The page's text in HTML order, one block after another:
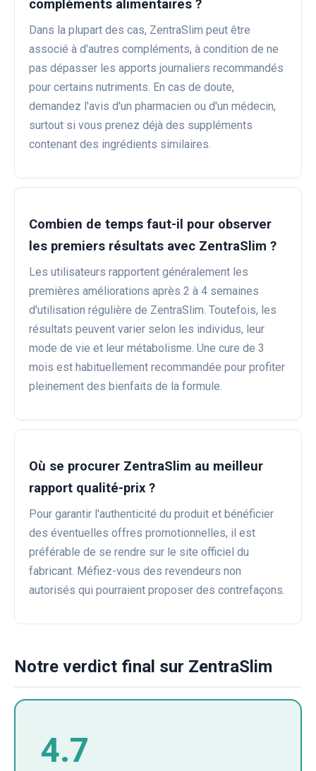
compléments alimentaires ?
Dans la plupart des cas, ZentraSlim peut être
associé à d'autres compléments, à condition de ne
pas dépasser les apports journaliers recommandés
pour certains nutriments. En cas de doute,
demandez l'avis d'un pharmacien ou d'un médecin,
surtout si vous prenez déjà des suppléments
contenant des ingrédients similaires.
Combien de temps faut-il pour observer
les premiers résultats avec ZentraSlim ?
Les utilisateurs rapportent généralement les
premières améliorations après 2 à 4 semaines
d'utilisation régulière de ZentraSlim. Toutefois, les
résultats peuvent varier selon les individus, leur
mode de vie et leur métabolisme. Une cure de 3
mois est habituellement recommandée pour profiter
pleinement des bienfaits de la formule.
Où se procurer ZentraSlim au meilleur
rapport qualité-prix ?
Pour garantir l'authenticité du produit et bénéficier
des éventuelles offres promotionnelles, il est
préférable de se rendre sur le site officiel du
fabricant. Méfiez-vous des revendeurs non
autorisés qui pourraient proposer des contrefaçons.
Notre verdict final sur ZentraSlim
4.7